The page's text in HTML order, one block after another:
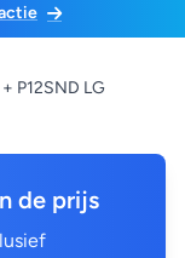
P12SND LG
de prijs